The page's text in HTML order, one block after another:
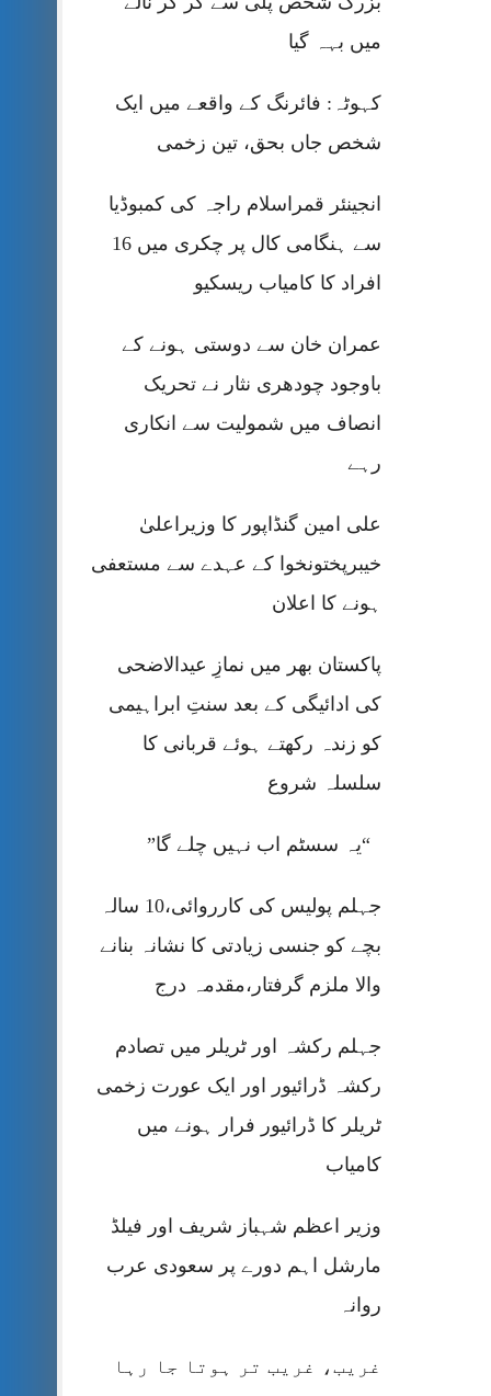
میں بہہ گیا
کہوٹہ: فائرنگ کے واقعے میں ایک
شخص جاں بحق، تین زخمی
انجینئر قمراسلام راجہ کی کمبوڈیا
سے ہنگامی کال پر چکری میں 16
افراد کا کامیاب ریسکیو
عمران خان سے دوستی ہونے کے
باوجود چودھری نثار نے تحریک
انصاف میں شمولیت سے انکاری
رہے
علی امین گنڈاپور کا وزیراعلیٰ
خیبرپختونخوا کے عہدے سے مستعفی
ہونے کا اعلان
پاکستان بھر میں نمازِ عیدالاضحی
کی ادائیگی کے بعد سنتِ ابراہیمی
کو زندہ رکھتے ہوئے قربانی کا
سلسلہ شروع
“یہ سسٹم اب نہیں چلے گا”
جہلم پولیس کی کارروائی،10 سالہ
بچے کو جنسی زیادتی کا نشانہ بنانے
والا ملزم گرفتار،مقدمہ درج
جہلم رکشہ اور ٹریلر میں تصادم
رکشہ ڈرائیور اور ایک عورت زخمی
ٹریلر کا ڈرائیور فرار ہونے میں
کامیاب
وزیر اعظم شہباز شریف اور فیلڈ
مارشل اہم دورے پر سعودی عرب
روانہ
غریب، غریب تر ہوتا جا رہا